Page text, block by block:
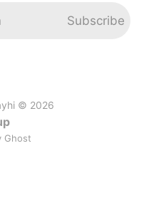
Subscribe
© 2026
Ghost